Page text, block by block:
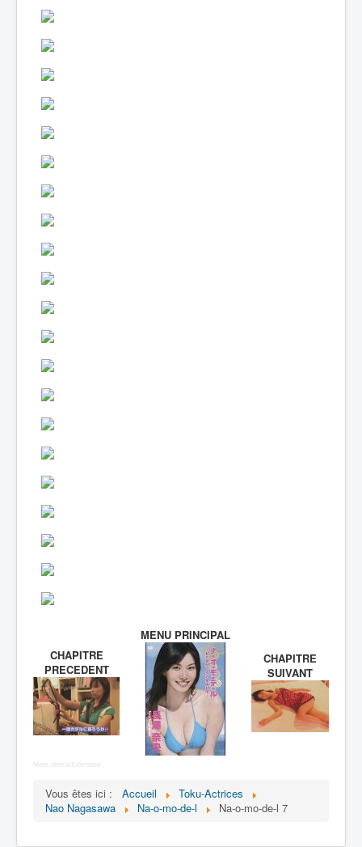
CHAPITRE
PRECEDENT
MENU PRINCIPAL
CHAPITRE
SUIVANT
More Joomla Extensions
Vous êtes ici : Accueil
Toku-Actrices
Nao Nagasawa
Na-o-mo-de-l Na-o-mo-de-l 7